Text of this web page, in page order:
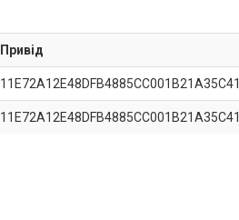
Привід
11E72A12E48DFB4885CC001B21A35C41
11E72A12E48DFB4885CC001B21A35C41